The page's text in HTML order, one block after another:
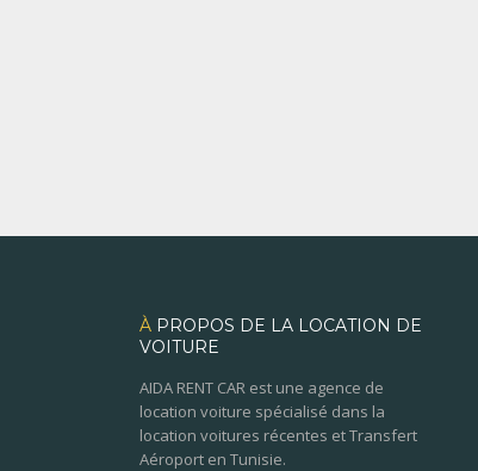
À PROPOS DE LA LOCATION DE
VOITURE
AIDA RENT CAR est une agence de
location voiture spécialisé dans la
location voitures récentes et Transfert
Aéroport en Tunisie.